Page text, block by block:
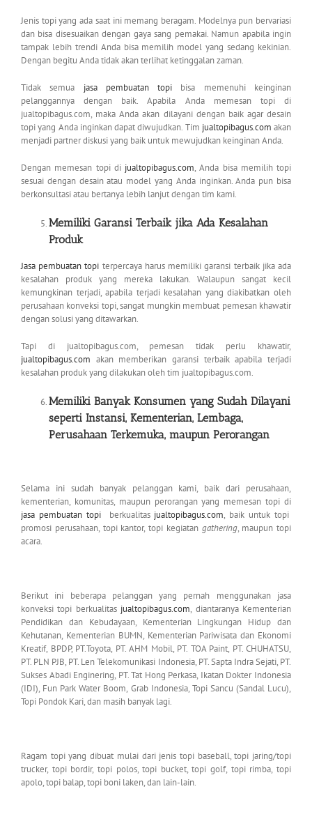
Jenis topi yang ada saat ini memang beragam. Modelnya pun bervariasi
dan bisa disesuaikan dengan gaya sang pemakai. Namun apabila ingin
tampak lebih trendi Anda bisa memilih model yang sedang kekinian.
Dengan begitu Anda tidak akan terlihat ketinggalan zaman.
Tidak semua jasa pembuatan topi bisa memenuhi keinginan
pelanggannya dengan baik. Apabila Anda memesan topi di
jualtopibagus.com, maka Anda akan dilayani dengan baik agar desain
topi yang Anda inginkan dapat diwujudkan. Tim jualtopibagus.com akan
menjadi partner diskusi yang baik untuk mewujudkan keinginan Anda.
Dengan memesan topi dijualtopibagus.com, Anda bisa memilih topi
sesuai dengan desain atau model yang Anda inginkan. Anda pun bisa
berkonsultasi atau bertanya lebih lanjut dengan tim kami.
Memiliki Garansi Terbaik jika Ada Kesalahan
Produk
Jasa pembuatan topi terpercaya harus memiliki garansi terbaik jika ada
kesalahan produk yang mereka lakukan. Walaupun sangat kecil
kemungkinan terjadi, apabila terjadi kesalahan yang diakibatkan oleh
perusahaan konveksi topi, sangat mungkin membuat pemesan khawatir
dengan solusi yang ditawarkan.
Tapi di jualtopibagus.com, pemesan tidak perlu khawatir,
jualtopibagus.com akan memberikan garansi terbaik apabila terjadi
kesalahan produk yang dilakukan oleh tim jualtopibagus.com.
Memiliki Banyak Konsumen yang Sudah Dilayani
seperti Instansi, Kementerian, Lembaga,
Perusahaan Terkemuka, maupun Perorangan
Selama ini sudah banyak pelanggan kami, baik dari perusahaan,
kementerian, komunitas, maupun perorangan yang memesan topi di
jasa pembuatan topi
berkualitas jualtopibagus.com, baik untuk topi
promosi perusahaan, topi kantor, topi kegiatan gathering, maupun topi
acara.
Berikut ini beberapa pelanggan yang pernah menggunakan jasa
konveksi topi berkualitas jualtopibagus.com, diantaranya Kementerian
Pendidikan dan Kebudayaan, Kementerian Lingkungan Hidup dan
Kehutanan, Kementerian BUMN, Kementerian Pariwisata dan Ekonomi
Kreatif, BPDP, PT.Toyota, PT. AHM Mobil, PT. TOA Paint, PT. CHUHATSU,
PT. PLN PJB, PT. Len Telekomunikasi Indonesia, PT. Sapta Indra Sejati, PT.
Sukses Abadi Enginering, PT. Tat Hong Perkasa, Ikatan Dokter Indonesia
(IDI), Fun Park Water Boom, Grab Indonesia, Topi Sancu (Sandal Lucu),
Topi Pondok Kari, dan masih banyak lagi.
Ragam topi yang dibuat mulai dari jenis topi baseball, topi jaring/topi
trucker, topi bordir, topi polos, topi bucket, topi golf, topi rimba, topi
apolo, topi balap, topi boni laken, dan lain-lain.